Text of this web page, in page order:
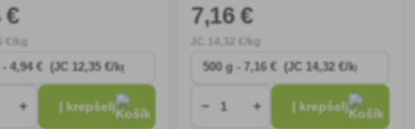
€
€/kg
+ Į krepšelį
7,16 €
14 ,32 €/kg
− + Į krepšelį